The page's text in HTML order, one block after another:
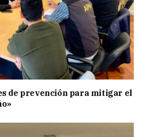
de prevención para mitigar el